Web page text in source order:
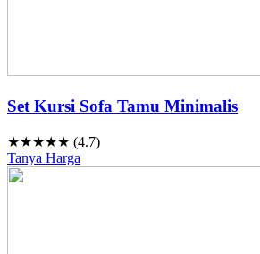
Set Kursi Sofa Tamu Minimalis
★★★★★ (4.7)
Tanya Harga